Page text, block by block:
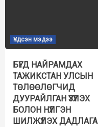
Үндсэн мэдээ
БҮГД НАЙРАМДАХ
ТАЖИКСТАН УЛСЫН
ТӨЛӨӨЛӨГЧИД
ДУУРАЙЛГАН ҮЗҮҮЛЭХ
БОЛОН НҮҮЛГЭН
ШИЛЖҮҮЛЭХ ДАДЛАГА